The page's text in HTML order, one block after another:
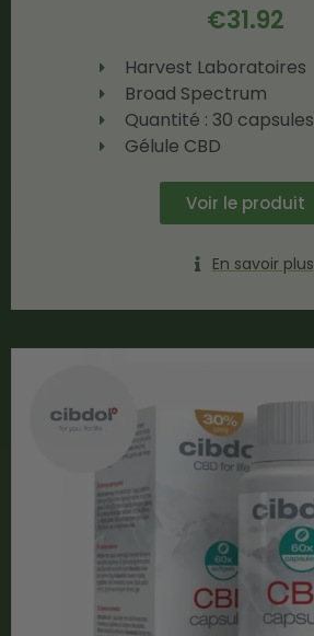
€31.92
Harvest Laboratoires
Broad Spectrum
Quantité : 30 capsules
Gélule CBD
Voir le produit
En savoir plus